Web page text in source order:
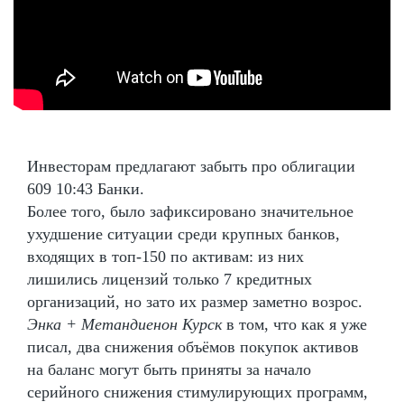
Инвесторам предлагают забыть про облигации
609 10:43 Банки.
Более того, было зафиксировано значительное
ухудшение ситуации среди крупных банков,
входящих в топ-150 по активам: из них
лишились лицензий только 7 кредитных
организаций, но зато их размер заметно возрос.
Энка + Метандиенон Курскв том, что как я уже
писал, два снижения объёмов покупок активов
на баланс могут быть приняты за начало
серийного снижения стимулирующих программ,